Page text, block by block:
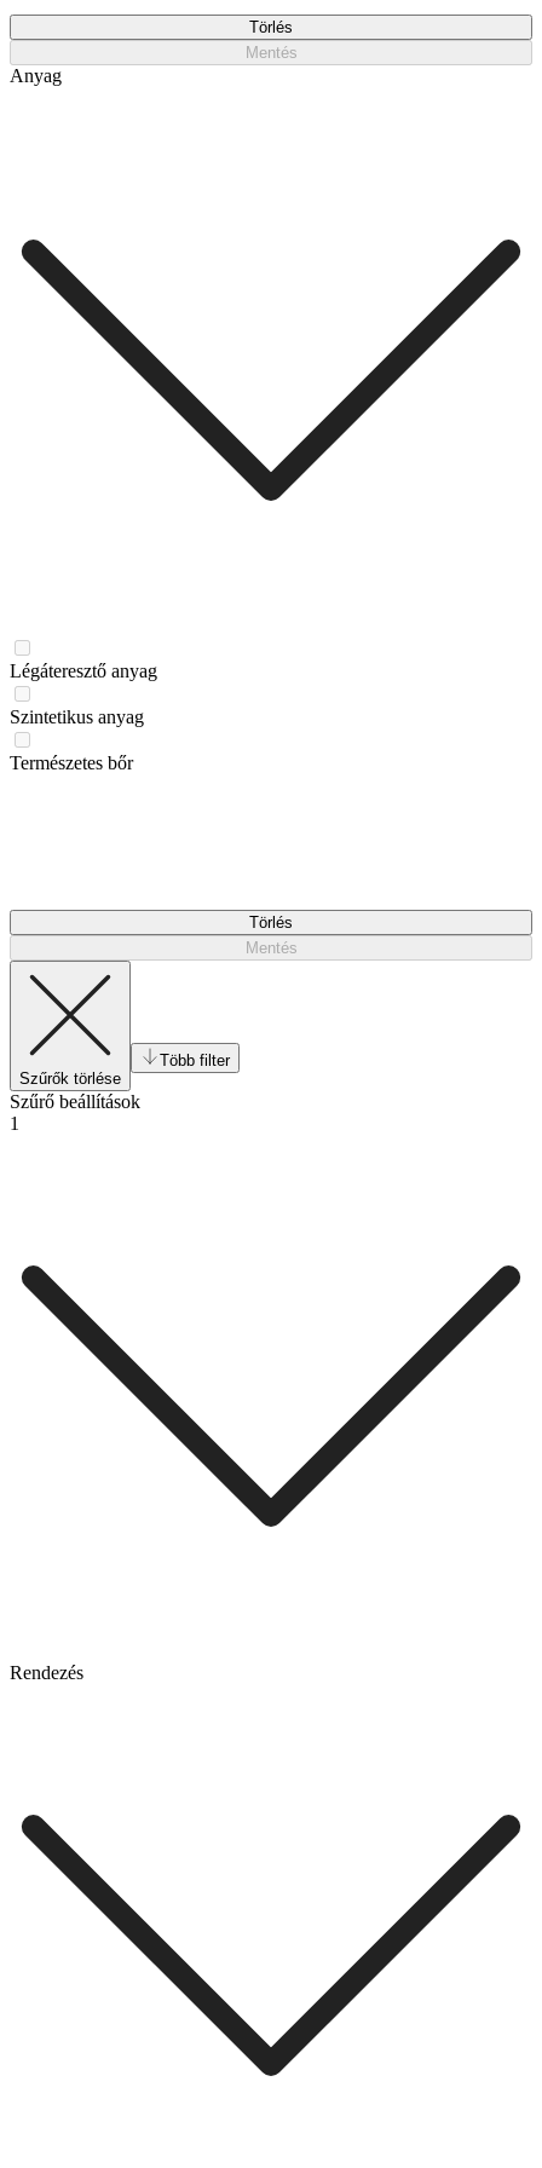
Törlés
Mentés
Anyag
Légáteresztő anyag
Szintetikus anyag
Természetes bőr
Törlés
Mentés
Szűrők törlése
Több filter
Szűrő beállítások
1
Rendezés